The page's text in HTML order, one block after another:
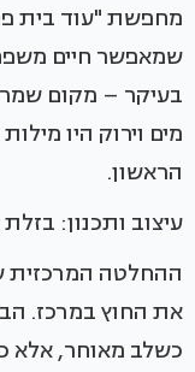
מחפשת "עוד בית
שמאפשר חיים
בעיקר – מקום
מים וירוק היו
הראשון.
עיצוב ותכנון:
ההחלטה המרכזית
את החוץ במרכז.
כשלב מאוחר, אלא